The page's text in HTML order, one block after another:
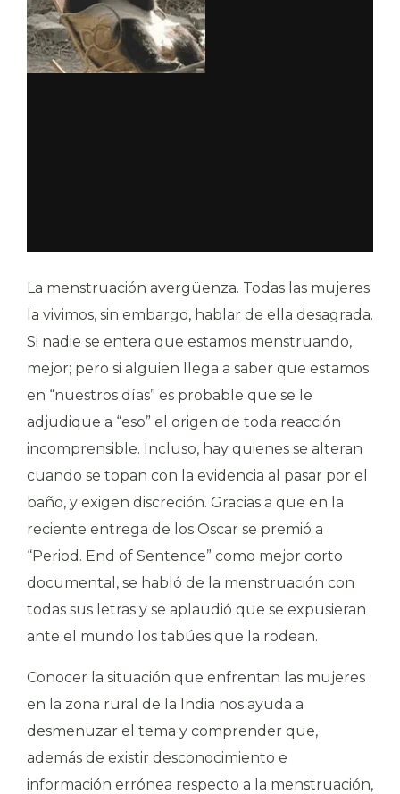
La menstruación avergüenza. Todas las mujeres
la vivimos, sin embargo, hablar de ella desagrada.
Si nadie se entera que estamos menstruando,
mejor; pero si alguien llega a saber que estamos
en “nuestros días” es probable que se le
adjudique a “eso” el origen de toda reacción
incomprensible. Incluso, hay quienes se alteran
cuando se topan con la evidencia al pasar por el
baño, y exigen discreción. Gracias a que en la
reciente entrega de los Oscar se premió a
“Period. End of Sentence” como mejor corto
documental, se habló de la menstruación con
todas sus letras y se aplaudió que se expusieran
ante el mundo los tabúes que la rodean.
Conocer la situación que enfrentan las mujeres
en la zona rural de la India nos ayuda a
desmenuzar el tema y comprender que,
además de existir desconocimiento e
información errónea respecto a la menstruación,